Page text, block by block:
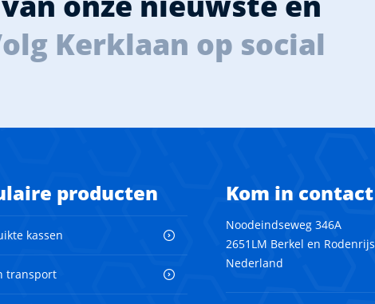
Kerklaan op social
producten
kassen
transport
Kom in contact
Noodeindseweg 346A
2651LM Berkel en Rodenrijs
Nederland